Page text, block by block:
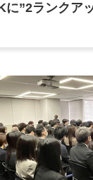
に”2ランクア